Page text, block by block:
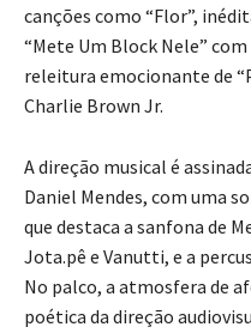
canções como “Flor”,
“Mete Um Block Nele”
releitura emocionante de
Charlie Brown Jr.
A direção musical é
Daniel Mendes, com uma
que destaca a sanfona de
Jota.pê e Vanutti, e a
No palco, a atmosfera de
poética da direção